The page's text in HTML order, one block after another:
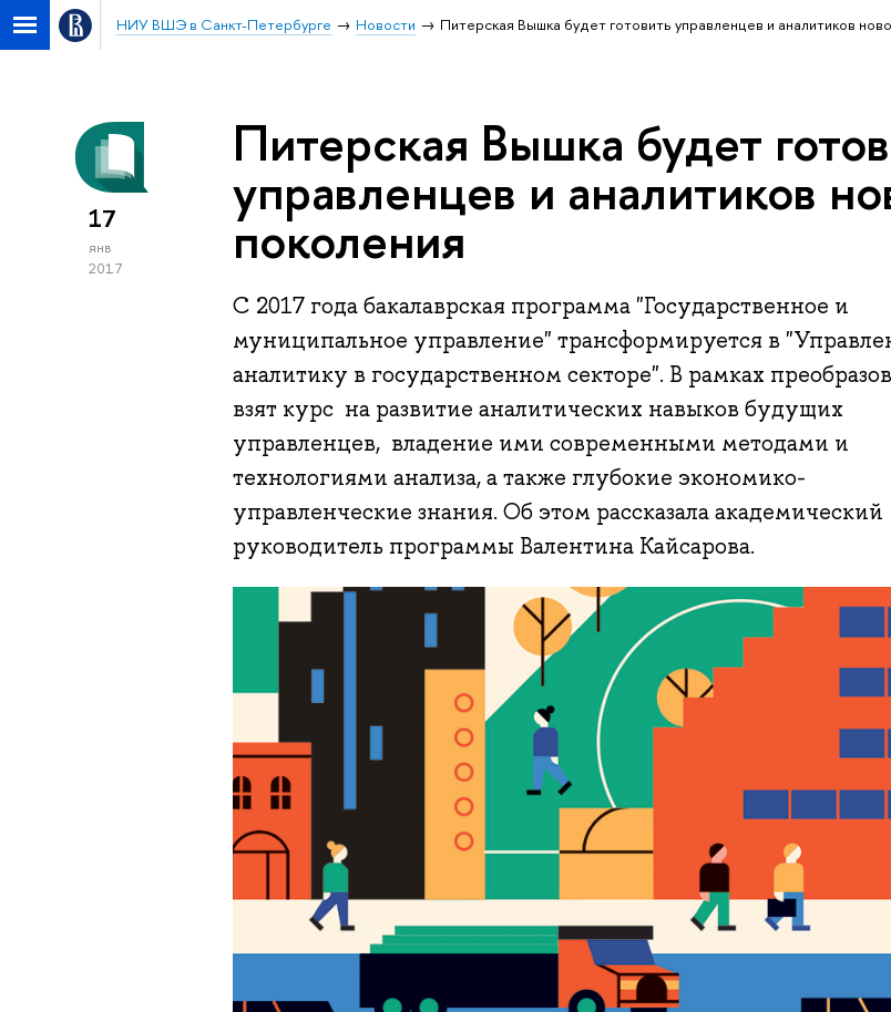
НИУ ВШЭ в Санкт-Петербурге Новости Питерская Вышка будет готовить управленцев и аналитиков
17
янв
2017
Питерская Вышка будет
управленцев и аналитиков
поколения
С 2017 года бакалаврская программа "Государственное и
муниципальное управление" трансформируется в
аналитику в государственном секторе". В рамках
взят курс на развитие аналитических навыков будущих
управленцев, владение ими современными методами и
технологиями анализа, а также глубокие экономико-
управленческие знания. Об этом рассказала академический
руководитель программы Валентина Кайсарова.